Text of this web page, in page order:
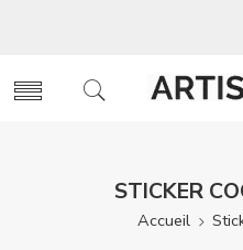
STICKER
Accueil